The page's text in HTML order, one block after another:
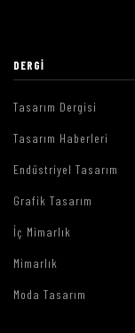
DERGI
Tasarım Dergisi
Tasarım Haberleri
Endüstriyel Tasarım
Grafik Tasarım
İç Mimarlık
Mimarlık
Moda Tasarım